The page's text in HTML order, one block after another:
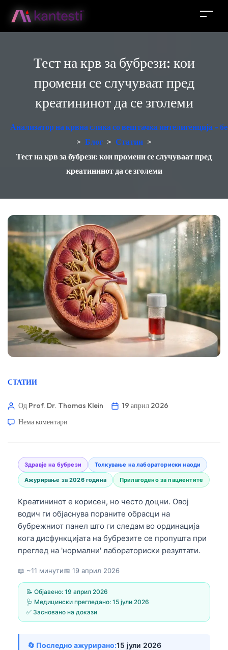
Тест на крв за бубрези: кои
промени се случуваат пред
креатининот да се зголеми
Анализатор на крвна слика со вештачка интелигенција -
> Блог > Статии >
Тест на крв за бубрези: кои промени се случуваат пред
креатининот да се зголеми
СТАТИИ
Од Prof. Dr. Thomas Klein
19 април 2026
Нема коментари
Здравје на бубрези Толкување на лабораториски наоди
Ажурирање за 2026 година Прилагодено за пациентите
Креатининот е корисен, но често доцни. Овој
водич ги објаснува пораните обрасци на
бубрежниот панел што ги следам во ординација
кога дисфункцијата на бубрезите се пропушта при
преглед на 'нормални' лабораториски резултати.
📖 ~11 минути📅 19 април 2026
📝 Објавено: 19 април 2026
🩺 Медицински прегледано: 15 јули 2026
✅ Засновано на докази
🔄 Последно ажурирано:15 јули 2026